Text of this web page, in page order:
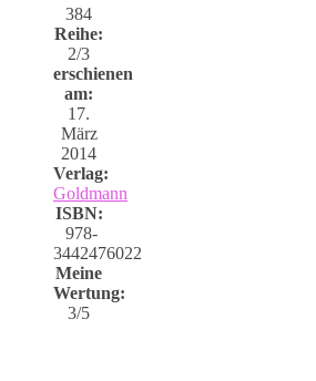
384
Reihe:
2/3
erschienen
am:
17.
März
2014
Verlag:
Goldmann
ISBN:
978-
3442476022
Meine
Wertung:
3/5